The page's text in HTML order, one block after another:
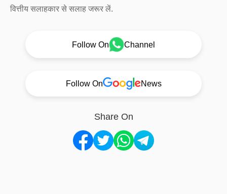
वित्तीय सलाहकार से सलाह जरूर लें.
Follow On Channel
Follow On News
Share On